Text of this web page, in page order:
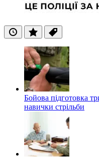
ОстанніПопулярні
Теги
Бойова підготовка
навички стрільби